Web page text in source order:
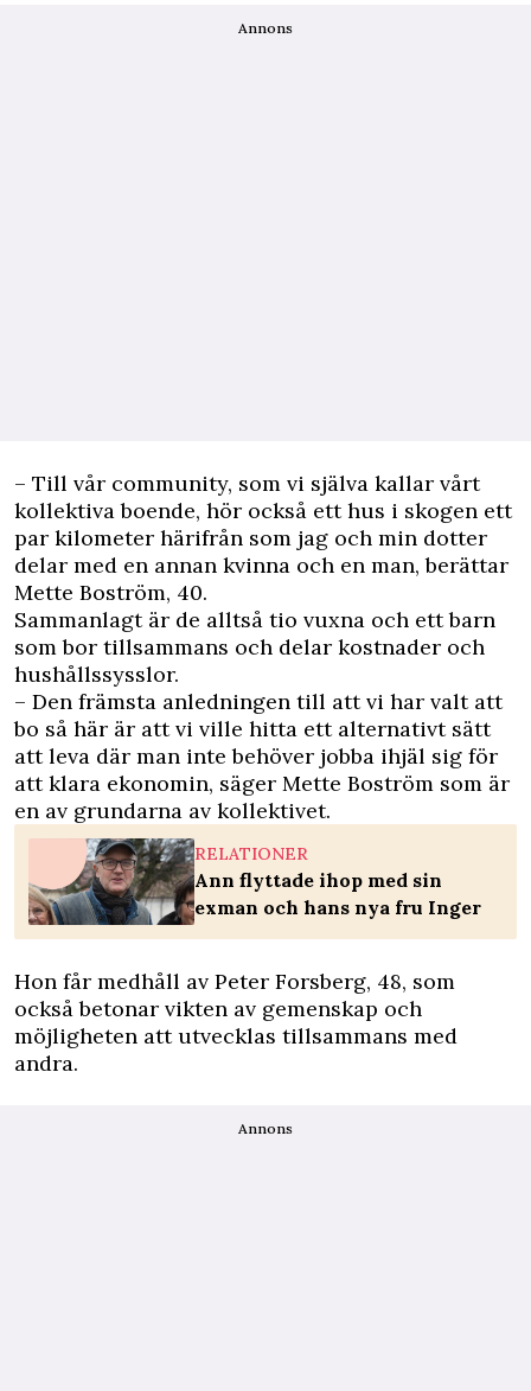
Annons
– Till vår community, som vi själva kallar vårt
kollektiva boende, hör också ett hus i skogen ett
par kilometer härifrån som jag och min dotter
delar med en annan kvinna och en man, berättar
Mette Boström, 40.
Sammanlagt är de alltså tio vuxna och ett barn
som bor tillsammans och delar kostnader och
hushållssysslor.
– Den främsta anledningen till att vi har valt att
bo så här är att vi ville hitta ett alternativt sätt
att leva där man inte behöver jobba ihjäl sig för
att klara ekonomin, säger Mette Boström som är
en av grundarna av kollektivet.
RELATIONER
Ann flyttade ihop med sin
exman och hans nya fru Inger
Hon får medhåll av Peter Forsberg, 48, som
också betonar vikten av gemenskap och
möjligheten att utvecklas tillsammans med
andra.
Annons